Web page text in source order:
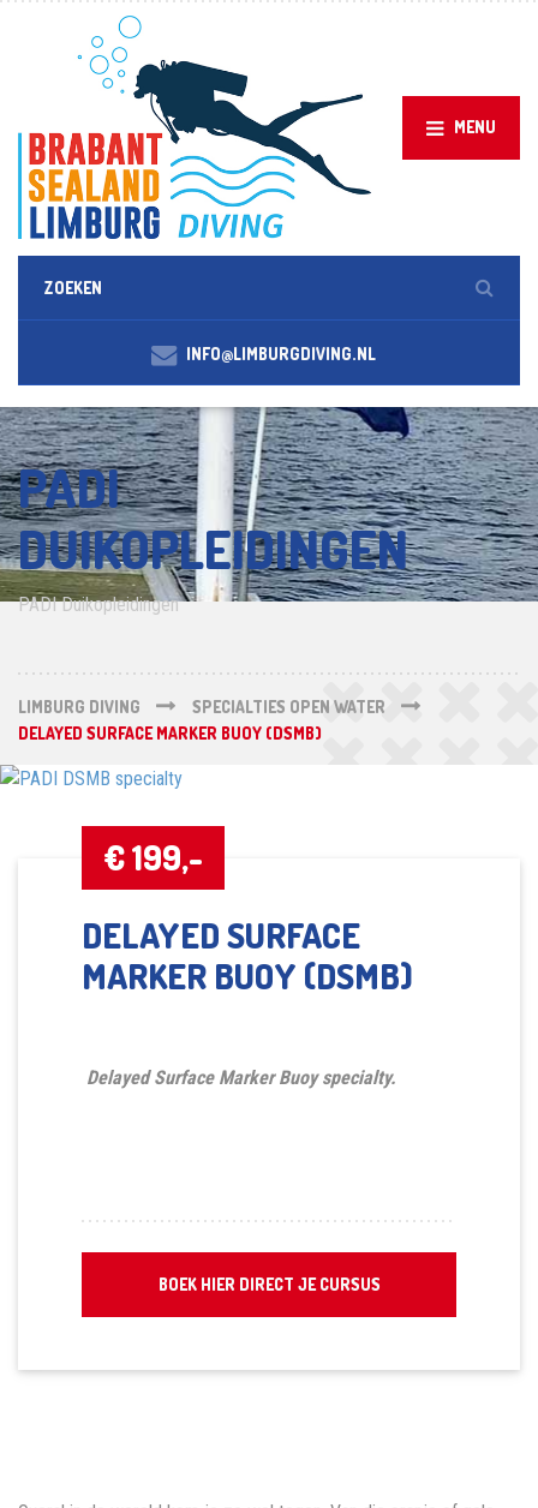
MENU
INFO@LIMBURGDIVING.NL
PADI
DUIKOPLEIDINGEN
PADI Duikopleidingen
LIMBURG DIVING
SPECIALTIES OPEN WATER
DELAYED SURFACE MARKER BUOY (DSMB)
€ 199,-
DELAYED SURFACE
MARKER BUOY (DSMB)
Delayed Surface Marker Buoy specialty.
BOEK HIER DIRECT JE CURSUS